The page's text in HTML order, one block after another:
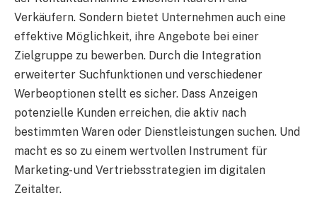
Verkäufern. Sondern bietet Unternehmen auch eine
effektive Möglichkeit, ihre Angebote bei einer
Zielgruppe zu bewerben. Durch die Integration
erweiterter Suchfunktionen und verschiedener
Werbeoptionen stellt es sicher. Dass Anzeigen
potenzielle Kunden erreichen, die aktiv nach
bestimmten Waren oder Dienstleistungen suchen. Und
macht es so zu einem wertvollen Instrument für
Marketing- und Vertriebsstrategien im digitalen
Zeitalter.